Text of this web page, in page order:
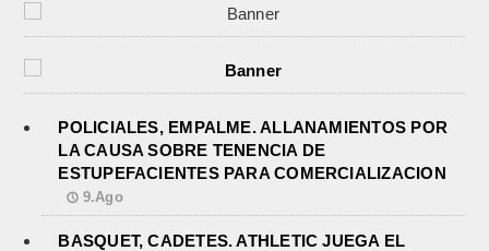
POLICIALES, EMPALME. ALLANAMIENTOS POR
LA CAUSA SOBRE TENENCIA DE
ESTUPEFACIENTES PARA COMERCIALIZACION
9.Ago
BASQUET, CADETES. ATHLETIC JUEGA EL